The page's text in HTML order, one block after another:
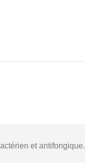
et antifongique.